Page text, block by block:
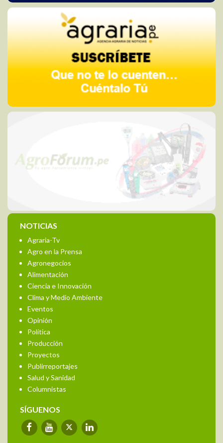
NOTICIAS
Agraria-Tv
Agro en la Prensa
Agronegocios
Alimentación
Ciencia e Innovación
Clima y Medio Ambiente
Eventos
Opinión
Política
Producción
Proyectos
Publirreportajes
Salud y Sanidad
Columnistas
SÍGUENOS